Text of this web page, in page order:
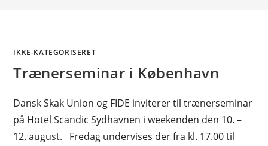
IKKE-KATEGORISERET
Trænerseminar i København
Dansk Skak Union og FIDE inviterer til trænerseminar
på Hotel Scandic Sydhavnen i weekenden den 10. –
12. august. Fredag undervises der fra kl. 17.00 til